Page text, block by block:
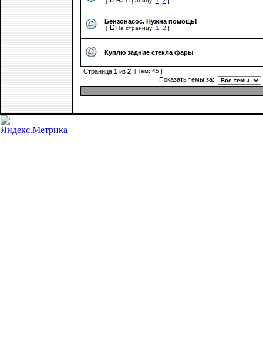
Бензонасос. Нужна помощь!
[ На страницу: 1, 2 ]
Куплю задние стекла фары
Страница 1из 2 [ Тем: 45 ]
Показать темы за: